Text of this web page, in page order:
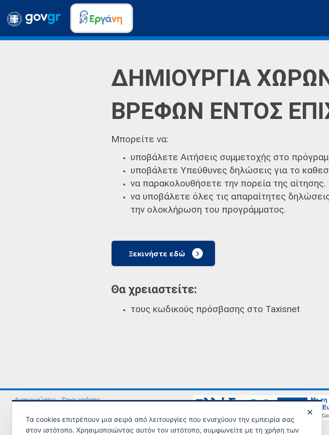
ΔΗΜΙΟΥΡΓΙΑ
ΒΡΕΦΩΝ ΕΝΤΟΣ
Μπορείτε να:
υποβάλετε Αιτήσεις συμμετοχής στο
υποβάλετε Υπεύθυνες δηλώσεις για το
να παρακολουθήσετε την πορεία της αίτησης.
να υποβάλετε όλες τις απαραίτητες
την ολοκλήρωση του προγράμματος.
Ξεκινήστε εδώ
Θα χρειαστείτε:
τους κωδικούς πρόσβασης στο Taxisnet
Ανακοινώσεις Όροι χρήσης
© Copyright 2023 - Υλοποίηση από τοΥπουργείο Εργασίας και Κοινωνικής Ασφάλισης
✕
Τα cookies επιτρέπουν μια σειρά από λειτουργίες που ενισχύουν την εμπειρία σας
στον ιστότοπο. Χρησιμοποιώντας αυτόν τον ιστότοπο, συμφωνείτε με τη χρήση των